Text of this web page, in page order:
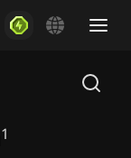
1